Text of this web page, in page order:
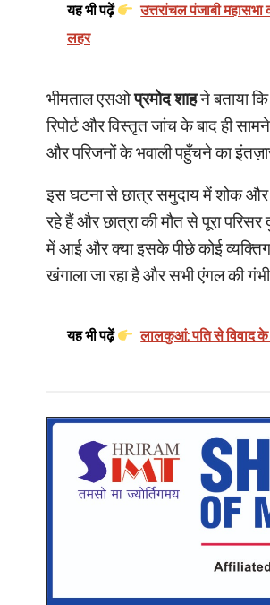
यह भी पढ़ें
उत्तरांचल पंजाबी महासभा
लहर
भीमताल एसओप्रमोद शाहने बताया कि
रिपोर्ट और विस्तृत जांच के बाद ही
और परिजनों के भवाली पहुँचने का
इस घटना से छात्र समुदाय में शोक और
रहे हैं और छात्रा की मौत से पूरा
में आई और क्या इसके पीछे कोई
खंगाला जा रहा है और सभी एंगल की
यह भी पढ़ें लालकुआं: पति से विवाद के